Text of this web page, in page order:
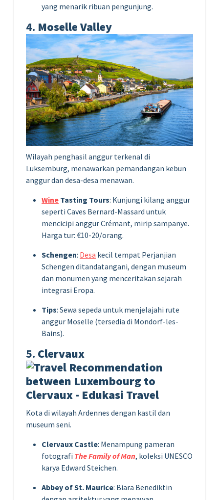
yang menarik ribuan pengunjung.
4. Moselle Valley
Wilayah penghasil anggur terkenal di
Luksemburg, menawarkan pemandangan kebun
anggur dan desa-desa menawan.
Wine Tasting Tours: Kunjungi kilang anggur
seperti Caves Bernard-Massard untuk
mencicipi anggur Crémant, mirip sampanye.
Harga tur: €10-20/orang.
Schengen: Desa kecil tempat Perjanjian
Schengen ditandatangani, dengan museum
dan monumen yang menceritakan sejarah
integrasi Eropa.
Tips: Sewa sepeda untuk menjelajahi rute
anggur Moselle (tersedia di Mondorf-les-
Bains).
5. Clervaux
Kota di wilayah Ardennes dengan kastil dan
museum seni.
Clervaux Castle: Menampung pameran
fotografi The Family of Man, koleksi UNESCO
karya Edward Steichen.
Abbey of St. Maurice: Biara Benediktin